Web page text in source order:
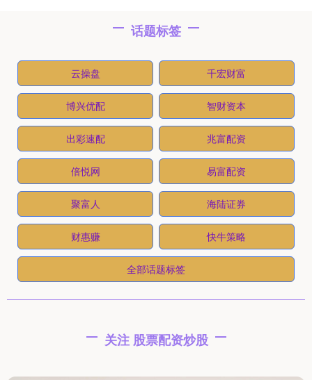
话题标签
云操盘 千宏财富
博兴优配 智财资本
出彩速配 兆富配资
倍悦网 易富配资
聚富人 海陆证券
财惠赚 快牛策略
全部话题标签
关注 股票配资炒股